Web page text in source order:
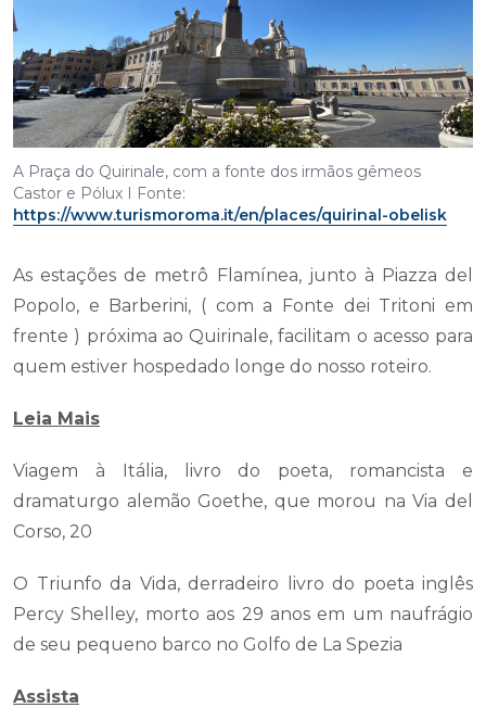
A Praça do Quirinale, com a fonte dos irmãos gêmeos
Castor e Pólux I Fonte:
https://www.turismoroma.it/en/places/quirinal-obelisk
As estações de metrô Flamínea, junto à Piazza del
Popolo, e Barberini, ( com a Fonte dei Tritoni em
frente ) próxima ao Quirinale, facilitam o acesso para
quem estiver hospedado longe do nosso roteiro.
Leia Mais
Viagem à Itália, livro do poeta, romancista e
dramaturgo alemão Goethe, que morou na Via del
Corso, 20
O Triunfo da Vida, derradeiro livro do poeta inglês
Percy Shelley, morto aos 29 anos em um naufrágio
de seu pequeno barco no Golfo de La Spezia
Assista